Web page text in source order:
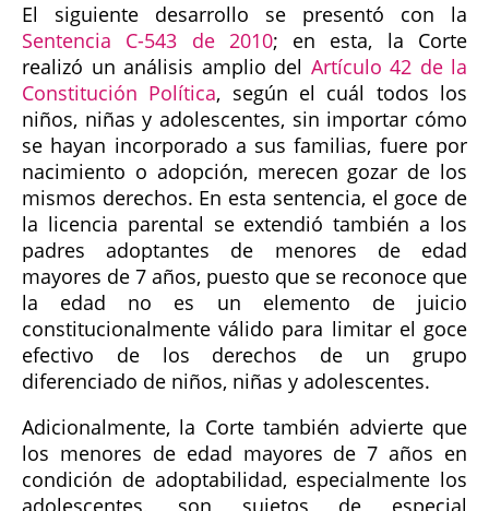
El siguiente desarrollo se presentó con la
Sentencia C-543 de 2010; en esta, la Corte
realizó un análisis amplio del Artículo 42 de la
Constitución Política, según el cuál todos los
niños, niñas y adolescentes, sin importar cómo
se hayan incorporado a sus familias, fuere por
nacimiento o adopción, merecen gozar de los
mismos derechos. En esta sentencia, el goce de
la licencia parental se extendió también a los
padres adoptantes de menores de edad
mayores de 7 años, puesto que se reconoce que
la edad no es un elemento de juicio
constitucionalmente válido para limitar el goce
efectivo de los derechos de un grupo
diferenciado de niños, niñas y adolescentes.
Adicionalmente, la Corte también advierte que
los menores de edad mayores de 7 años en
condición de adoptabilidad, especialmente los
adolescentes, son sujetos de especial